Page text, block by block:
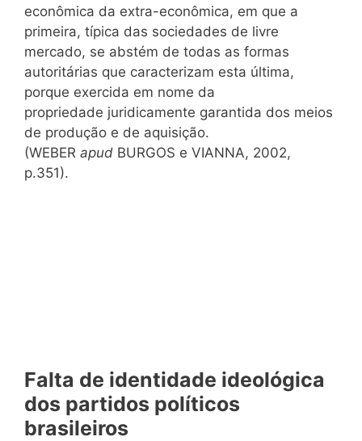
econômica da extra-econômica, em que a
primeira, típica das sociedades de livre
mercado, se abstém de todas as formas
autoritárias que caracterizam esta última,
porque exercida em nome da
propriedade juridicamente garantida dos meios
de produção e de aquisição.
(WEBER apud BURGOS e VIANNA, 2002,
p.351).
Falta de identidade ideológica
dos partidos políticos
brasileiros